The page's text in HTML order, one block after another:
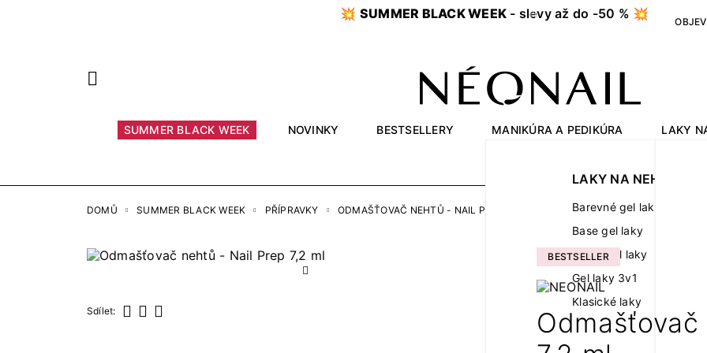
💥 SUMMER BLACK WEEK - slevy až do -50 % 💥 OBJEV
SUMMER BLACK WEEK NOVINKY BESTSELLERY MANIKÚRA A PEDIKÚRA
LAKY NA NEHTY
Barevné gel laky
Base gel laky
Finish gel laky
Gel laky 3v1
Klasické laky
LAKY
DOMŮ SUMMER BLACK WEEK PŘÍPRAVKY ODMAŠŤOVAČ NEHTŮ - NAIL PREP 7,2 ML
Sdílet:
BESTSELLER